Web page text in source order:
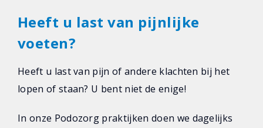
Heeft u last van pijnlijke
voeten?
Heeft u last van pijn of andere klachten bij het
lopen of staan? U bent niet de enige!
In onze Podozorg praktijken doen we dagelijks